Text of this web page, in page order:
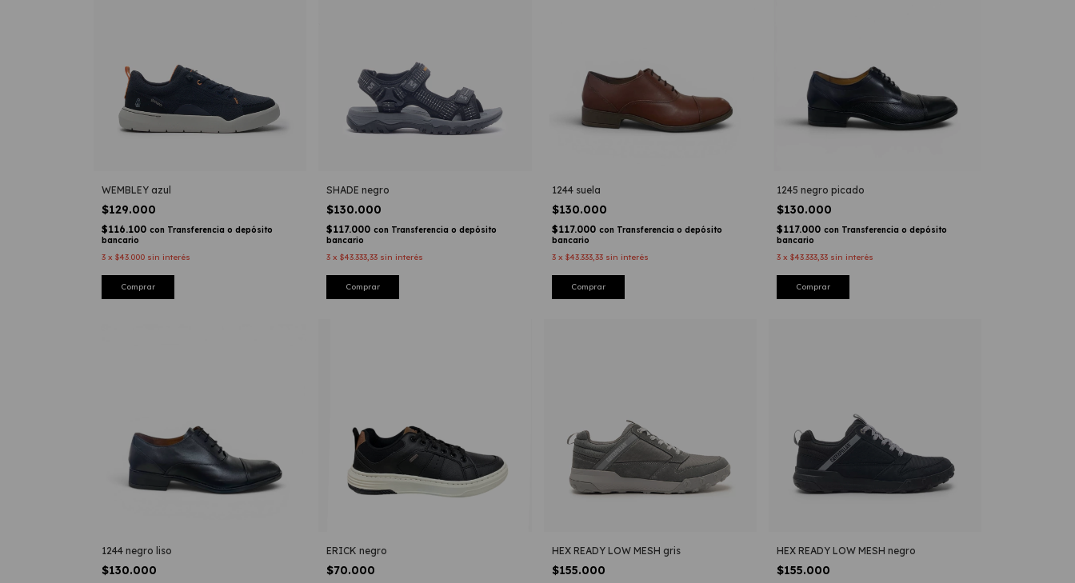
WEMBLEY azul
$129.000
$116.100 con Transferencia o depósito
bancario
3 x $43.000 sin interés
Comprar
SHADE negro
$130.000
$117.000con Transferencia o depósito
bancario
3 x$43.333,33 sin interés
Comprar
1244 suela
$130.000
$117.000 con Transferencia o depósito
bancario
3 x $43.333,33 sin interés
Comprar
1245 negro picado
$130.000
$117.000 con Transferencia o depósito
bancario
3 x $43.333,33 sin interés
Comprar
1244 negro liso
$130.000
ERICK negro
$70.000
HEX READY LOW MESH gris
$155.000
HEX READY LOW MESH negro
$155.000